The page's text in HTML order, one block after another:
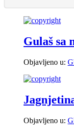
Gulaš sa
Objavljeno u:
Objavljeno u: